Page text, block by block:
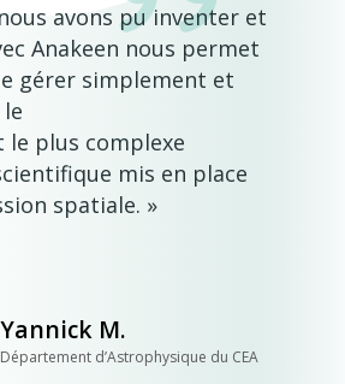
avons pu inventer et
Anakeen nous permet
gérer simplement et
le plus complexe
mis en place
spatiale. »
Yannick M.
Département d’Astrophysique du CEA